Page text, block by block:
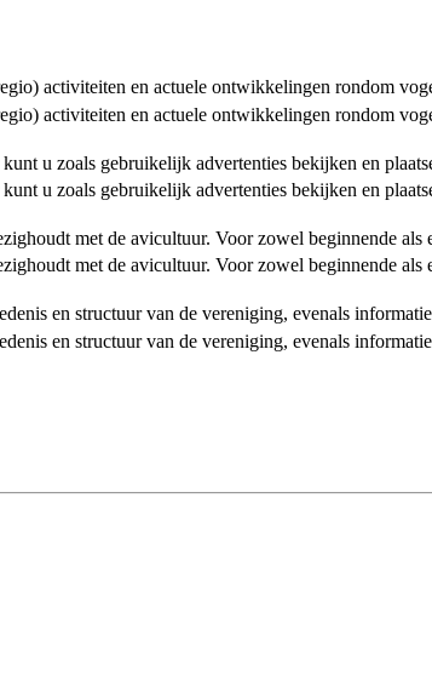
activiteiten en actuele ontwikkelingen rondom
activiteiten en actuele ontwikkelingen rondom
u zoals gebruikelijk advertenties bekijken en
u zoals gebruikelijk advertenties bekijken en
met de avicultuur. Voor zowel beginnende
met de avicultuur. Voor zowel beginnende
en structuur van de vereniging, evenals
en structuur van de vereniging, evenals